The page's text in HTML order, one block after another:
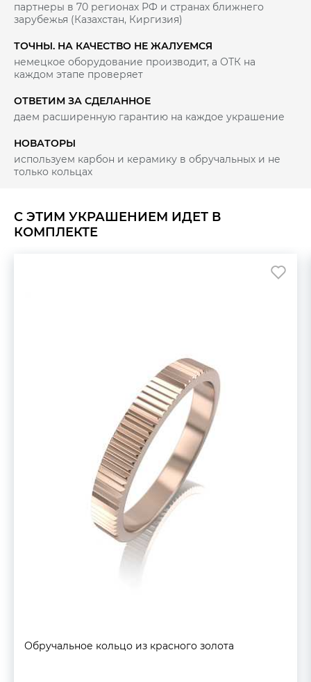
С ЭТИМ УКРАШЕНИЕМ ИДЕТ В
КОМПЛЕКТЕ
Обручальное кольцо из красного золота
партнеры в 70 регионах РФ и странах ближнего
зарубежья (Казахстан, Киргизия)
ТОЧНЫ. НА КАЧЕСТВО НЕ ЖАЛУЕМСЯ
немецкое оборудование производит, а ОТК на
каждом этапе проверяет
ОТВЕТИМ ЗА СДЕЛАННОЕ
даем расширенную гарантию на каждое украшение
НОВАТОРЫ
используем карбон и керамику в обручальных и не
только кольцах